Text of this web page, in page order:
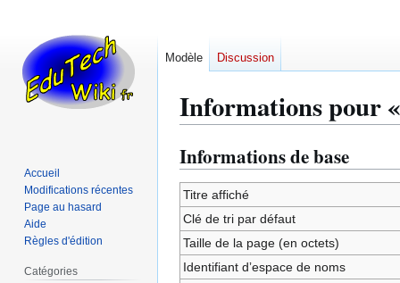
Informations pour
Aller
à
la
navigation
Aller
à
la
recherche
Informations de base
Titre affiché
Clé de tri par défaut
Taille de la page (en octets)
Identifiant dʼespace de noms
Modèle Discussion
Accueil
Modifications récentes
Page au hasard
Aide
Règles d'édition
Catégories